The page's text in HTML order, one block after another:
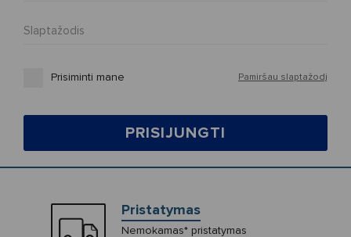
Slaptažodis
Prisiminti mane Pamiršau slaptažodį
PRISIJUNGTI
Pristatymas
Nemokamas* pristatymas